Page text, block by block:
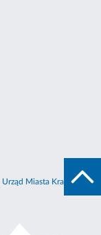
Urząd Miasta Krakowa